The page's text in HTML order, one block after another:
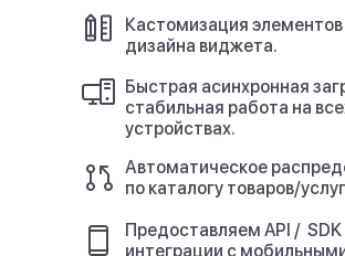
Кастомизация элементов
дизайна виджета.
Быстрая асинхронная
стабильная работа на
устройствах.
Автоматическое
по каталогу товаров/
Предоставляем API /
интеграции с